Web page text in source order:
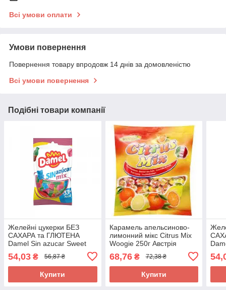
Всі умови оплати
Умови повернення
Повернення товару впродовж 14 днів за домовленістю
Всі умови повернення
Подібні товари компанії
Желейні цукерки БЕЗ
САХАРА та ГЛЮТЕНА
Damel Sin azucar Sweet
Іспанія 90 г
54,03 ₴ 56,87 ₴
Купити
Карамель апельсиново-
лимонний мікс Citrus Mix
Woogie 250г Австрія
68,76₴ 72,38 ₴
Купити